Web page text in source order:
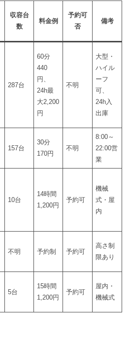
収容台
数
料金例
予約可
否
備考
287台
60分
440
円、
24h最
大2,200
円
不明
大型・
ハイル
ーフ
可、
24h入
出庫
157台
30分
170円
不明
8:00～
22:00営
業
10台
14時間
1,200円
予約可
機械
式・屋
内
不明 予約制 予約可
高さ制
限あり
5台
15時間
1,200円
予約可
屋内・
機械式